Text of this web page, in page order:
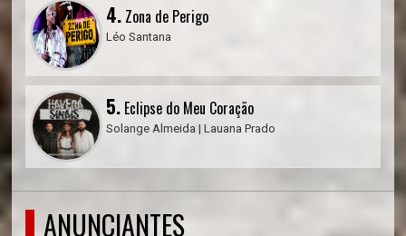
4. Zona de Perigo
Léo Santana
5. Eclipse do Meu Coração
Solange Almeida | Lauana Prado
ANUNCIANTES